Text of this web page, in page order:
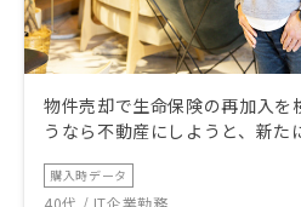
物件売却で生命保険の再加入を
うなら不動産にしようと、新た
購入時データ
40代 / IT企業勤務